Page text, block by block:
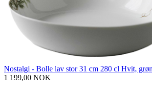
Nostalgi - Bolle lav stor 31 cm 280 cl Hvit,
1 199,00 NOK